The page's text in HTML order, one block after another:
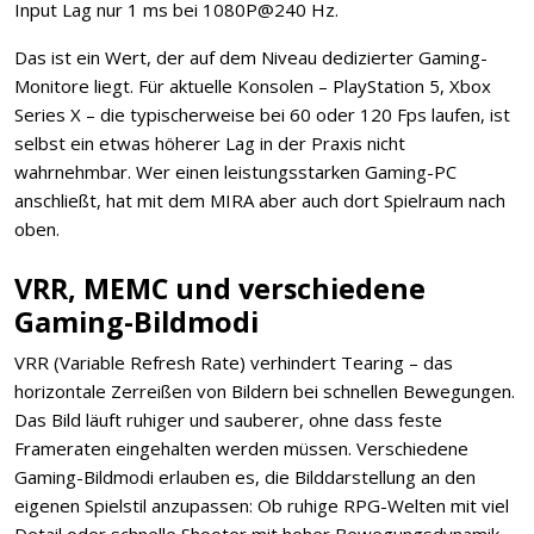
Input Lag nur 1 ms bei 1080P@240 Hz.
Das ist ein Wert, der auf dem Niveau dedizierter Gaming-
Monitore liegt. Für aktuelle Konsolen – PlayStation 5, Xbox
Series X – die typischerweise bei 60 oder 120 Fps laufen, ist
selbst ein etwas höherer Lag in der Praxis nicht
wahrnehmbar. Wer einen leistungsstarken Gaming-PC
anschließt, hat mit dem MIRA aber auch dort Spielraum nach
oben.
VRR, MEMC und verschiedene
Gaming-Bildmodi
VRR (Variable Refresh Rate) verhindert Tearing – das
horizontale Zerreißen von Bildern bei schnellen Bewegungen.
Das Bild läuft ruhiger und sauberer, ohne dass feste
Frameraten eingehalten werden müssen. Verschiedene
Gaming-Bildmodi erlauben es, die Bilddarstellung an den
eigenen Spielstil anzupassen: Ob ruhige RPG-Welten mit viel